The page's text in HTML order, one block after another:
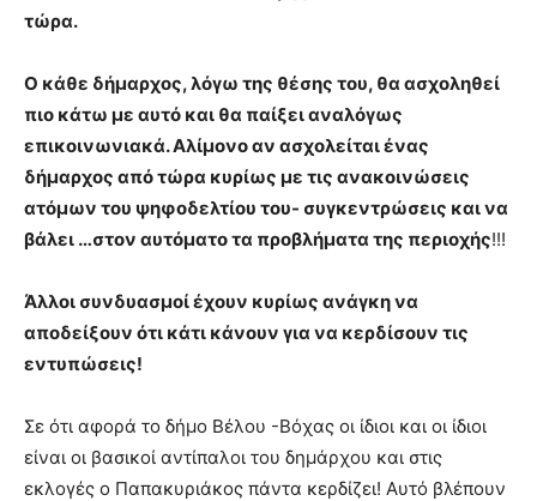
τώρα.
Ο κάθε δήμαρχος, λόγω της θέσης του, θα ασχοληθεί
πιο κάτω με αυτό και θα παίξει αναλόγως
επικοινωνιακά. Αλίμονο αν ασχολείται ένας
δήμαρχος από τώρα κυρίως με τις ανακοινώσεις
ατόμων του ψηφοδελτίου του- συγκεντρώσεις και να
βάλει …στον αυτόματο τα προβλήματα της περιοχής!!!
Άλλοι συνδυασμοί έχουν κυρίως ανάγκη να
αποδείξουν ότι κάτι κάνουν για να κερδίσουν τις
εντυπώσεις!
Σε ότι αφορά το δήμο Βέλου -Βόχας οι ίδιοι και οι ίδιοι
είναι οι βασικοί αντίπαλοι του δημάρχου και στις
εκλογές ο Παπακυριάκος πάντα κερδίζει! Αυτό βλέπουν